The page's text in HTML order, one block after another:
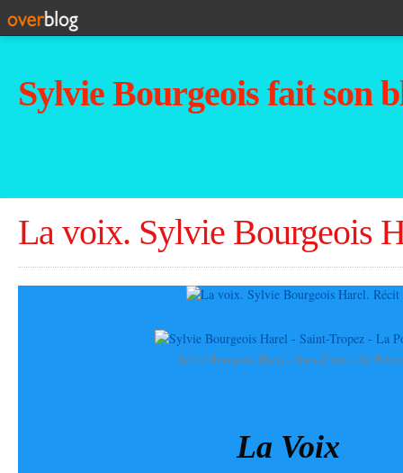
Sylvie Bourgeois fait son
La voix. Sylvie Bourgeois
Sylvie Bourgeois Harel - Saint-Tropez - La
La Voix